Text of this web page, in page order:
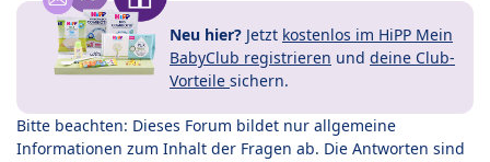
Neu hier? Jetzt kostenlos im HiPP Mein
BabyClub registrieren und deine Club-
Vorteile sichern.
Bitte beachten: Dieses Forum bildet nur allgemeine
Informationen zum Inhalt der Fragen ab. Die Antworten sind